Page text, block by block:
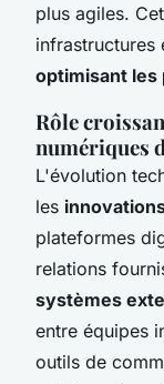
plus agiles.
infrastructures
optimisant les
Rôle
numériques
L'évolution
les
plateformes
relations
systèmes
entre équipes
outils de